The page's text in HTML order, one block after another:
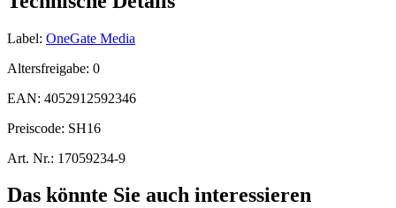
Label: OneGate Media
Altersfreigabe: 0
EAN: 4052912592346
Preiscode: SH16
Art. Nr.: 17059234-9
Das könnte Sie auch interessieren